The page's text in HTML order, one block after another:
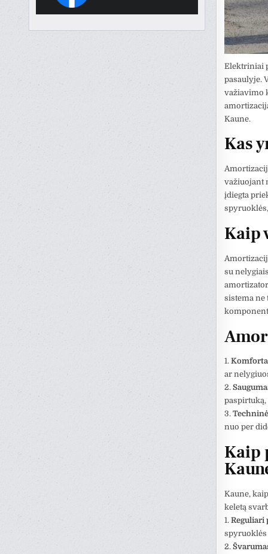
Elektriniai
pasaulyje.
važiavimo
Kaune.
Kas
važiuojant
įdiegta
Kaip
su
sistema
1.
ar
2.
paspirtuką,
3.
nuo per
Kaip
Kaune,
keletą
1. Reguliari
2.